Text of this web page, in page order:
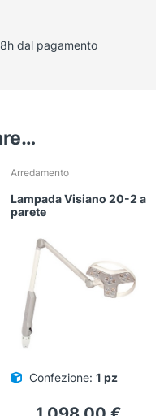
dal pagamento
Arredamento
Lampada Visiano 20-2 a
parete
Confezione: 1 pz